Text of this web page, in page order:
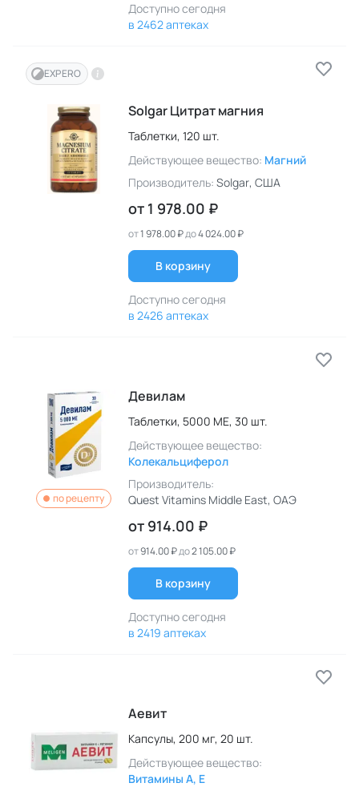
Доступно сегодня
в 2462 аптеках
EXPERO
Solgar Цитрат магния
Таблетки, 120 шт.
Действующее вещество: Магний
Производитель: Solgar, США
от 1 978.00 ₽
от1 978.00 ₽до4 024.00 ₽
В корзину
Доступно сегодня
в 2426 аптеках
по рецепту
Девилам
Таблетки, 5000 МЕ, 30 шт.
Действующее вещество:
Колекальциферол
Производитель:
Quest Vitamins Middle East, ОАЭ
от 914.00 ₽
от914.00 ₽до2 105.00 ₽
В корзину
Доступно сегодня
в 2419 аптеках
Аевит
Капсулы, 200 мг, 20 шт.
Действующее вещество:
Витамины A, E